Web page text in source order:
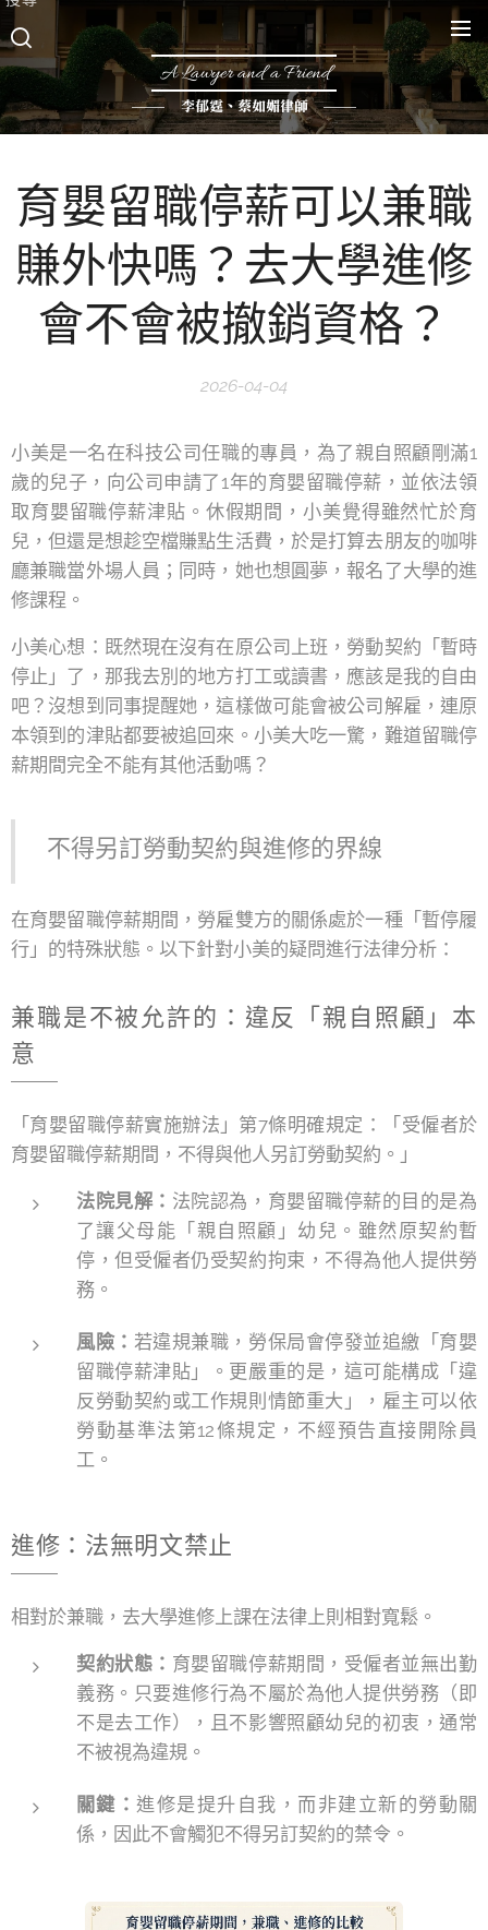
A Lawyer and a Friend
李郁霆、蔡如媚律師
育嬰留職停薪可以兼職
賺外快嗎？去大學進修
會不會被撤銷資格？
2026-04-04
小美是一名在科技公司任職的專員，為了親自照顧剛滿1
歲的兒子，向公司申請了1年的育嬰留職停薪，並依法領
取育嬰留職停薪津貼。休假期間，小美覺得雖然忙於育
兒，但還是想趁空檔賺點生活費，於是打算去朋友的咖啡
廳兼職當外場人員；同時，她也想圓夢，報名了大學的進
修課程。
小美心想：既然現在沒有在原公司上班，勞動契約「暫時
停止」了，那我去別的地方打工或讀書，應該是我的自由
吧？沒想到同事提醒她，這樣做可能會被公司解雇，連原
本領到的津貼都要被追回來。小美大吃一驚，難道留職停
薪期間完全不能有其他活動嗎？
不得另訂勞動契約與進修的界線
在育嬰留職停薪期間，勞雇雙方的關係處於一種「暫停履
行」的特殊狀態。以下針對小美的疑問進行法律分析：
兼職是不被允許的：違反「親自照顧」本
意
「育嬰留職停薪實施辦法」第7條明確規定：「受僱者於
育嬰留職停薪期間，不得與他人另訂勞動契約。」
法院見解： 法院認為，育嬰留職停薪的目的是為
了讓父母能「親自照顧」幼兒。雖然原契約暫
停，但受僱者仍受契約拘束，不得為他人提供勞
務。
風險： 若違規兼職，勞保局會停發並追繳「育嬰
留職停薪津貼」。更嚴重的是，這可能構成「違
反勞動契約或工作規則情節重大」，雇主可以依
勞動基準法第12條規定，不經預告直接開除員
工。
進修：法無明文禁止
相對於兼職，去大學進修上課在法律上則相對寬鬆。
契約狀態： 育嬰留職停薪期間，受僱者並無出勤
義務。只要進修行為不屬於為他人提供勞務（即
不是去工作），且不影響照顧幼兒的初衷，通常
不被視為違規。
關鍵：進修是提升自我，而非建立新的勞動關
係，因此不會觸犯不得另訂契約的禁令。